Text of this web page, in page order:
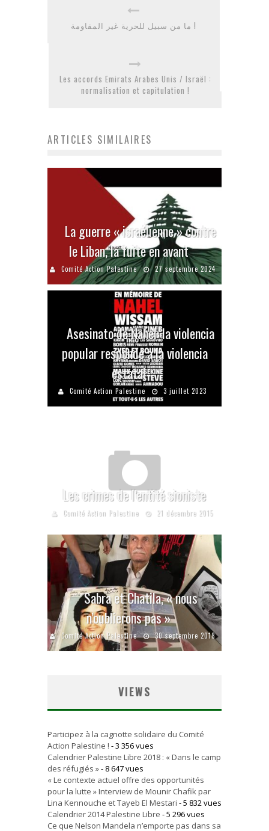
ما من سبيل للحرية غير المقاومة !
Les accords Emirats Arabes Unis / Israël :
normalisation et capitulation !
ARTICLES SIMILAIRES
La guerre « israélienne » contre
le Liban, la fuite en avant
Comité Action Palestine 27 septembre 2024
Asesinato de Nahel: la violencia
popular responde a la violencia
estatal
Comité Action Palestine 3 juillet 2023
Les crimes de l’entité sioniste
Comité Action Palestine 21 décembre 2015
Sabra et Chatila, « nous
n’oublierons pas »
Comité Action Palestine 30 septembre 2018
VIEWS
Participez à la cagnotte solidaire du Comité
Action Palestine ! - 3 356 vues
Calendrier Palestine Libre 2018 : « Dans le camp
des réfugiés »- 8 647 vues
« Le contexte actuel offre des opportunités
pour la lutte » Interview de Mounir Chafik par
Lina Kennouche et Tayeb El Mestari - 5 832 vues
Calendrier 2014 Palestine Libre - 5 296 vues
Ce que Nelson Mandela n’emporte pas dans sa